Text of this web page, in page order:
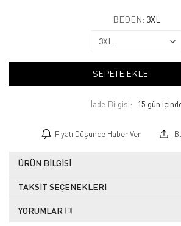
BEDEN: 3XL
SEPETE EKLE
İade Bilgisi:
Fiyatı Düşünce Haber Ver
ÜRÜN BILGISI
TAKSIT SEÇENEKLERI
YORUMLAR (0)